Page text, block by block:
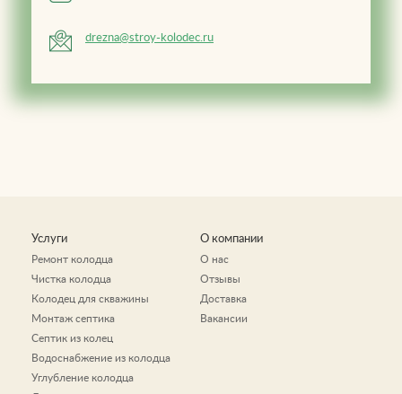
drezna@stroy-kolodec.ru
Услуги
Ремонт колодца
Чистка колодца
Колодец для скважины
Монтаж септика
Септик из колец
Водоснабжение из колодца
Углубление колодца
О компании
О нас
Отзывы
Доставка
Вакансии